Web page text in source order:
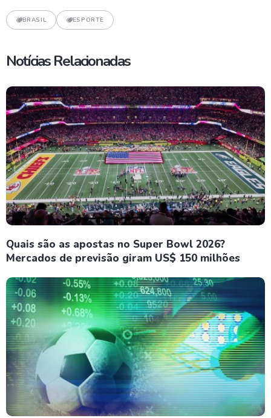
BRASIL ESPORTE
Notícias Relacionadas
Quais são as apostas no Super Bowl 2026?
Mercados de previsão giram US$ 150 milhões